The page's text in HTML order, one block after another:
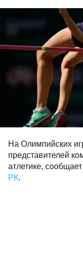
На Олимпийских
представителей
атлетике, сообщает
РК.